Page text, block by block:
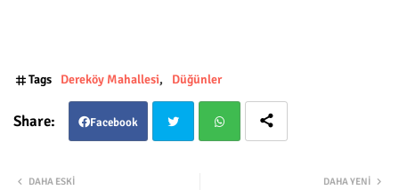
Tags Dereköy Mahallesi Düğünler
Facebook
DAHA YENI
DAHA ESKI